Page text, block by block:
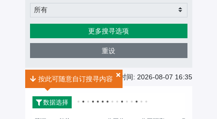
所有
更多搜寻选项
重设
牛熊证搜寻结果
共11个搜寻结果 最後更新时间: 2026-08-07 16:35
数据选择
按此可随意自订搜寻内容